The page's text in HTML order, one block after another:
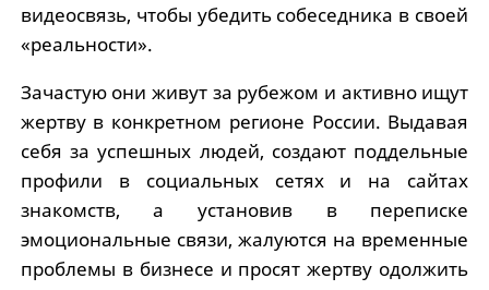
видеосвязь, чтобы убедить собеседника в своей
«реальности».
Зачастую они живут за рубежом и активно ищут
жертву в конкретном регионе России. Выдавая
себя за успешных людей, создают поддельные
профили в социальных сетях и на сайтах
знакомств, а установив в переписке
эмоциональные связи, жалуются на временные
проблемы в бизнесе и просят жертву одолжить